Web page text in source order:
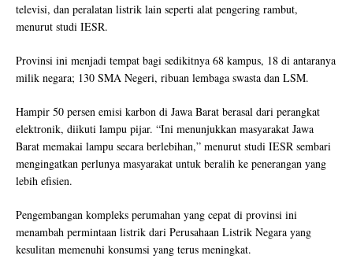
televisi, dan peralatan listrik lain seperti alat pengering rambut,
menurut studi IESR.
Provinsi ini menjadi tempat bagi sedikitnya 68 kampus, 18 di antaranya
milik negara; 130 SMA Negeri, ribuan lembaga swasta dan LSM.
Hampir 50 persen emisi karbon di Jawa Barat berasal dari perangkat
elektronik, diikuti lampu pijar. “Ini menunjukkan masyarakat Jawa
Barat memakai lampu secara berlebihan,” menurut studi IESR sembari
mengingatkan perlunya masyarakat untuk beralih ke penerangan yang
lebih efisien.
Pengembangan kompleks perumahan yang cepat di provinsi ini
menambah permintaan listrik dari Perusahaan Listrik Negara yang
kesulitan memenuhi konsumsi yang terus meningkat.